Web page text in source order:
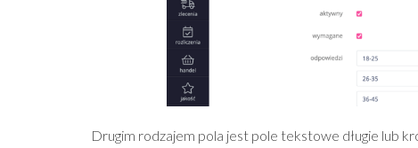
Drugim rodzajem pola jest pole tekstowe długie lub